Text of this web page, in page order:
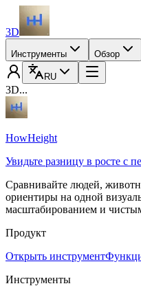
3D
Инструменты Обзор
RU
3D...
HowHeight
Увидьте разницу в росте с
Сравнивайте людей,
ориентиры на одной
масштабированием и
Продукт
Открыть инструмент
Инструменты